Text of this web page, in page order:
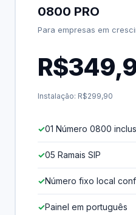
0800 PRO
Para empresas em
Instalação: R$299,90
01 Número 0800
05 Ramais SIP
Número fixo local
Painel em português